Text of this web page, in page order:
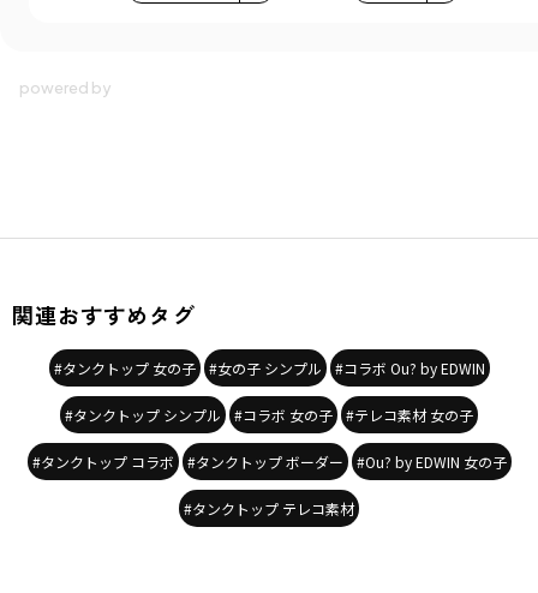
関連おすすめタグ
#タンクトップ 女の子 #女の子 シンプル #コラボ Ou? by EDWIN
#タンクトップ シンプル #コラボ 女の子 #テレコ素材 女の子
#タンクトップ コラボ #タンクトップ ボーダー #Ou? by EDWIN 女の子
#タンクトップ テレコ素材